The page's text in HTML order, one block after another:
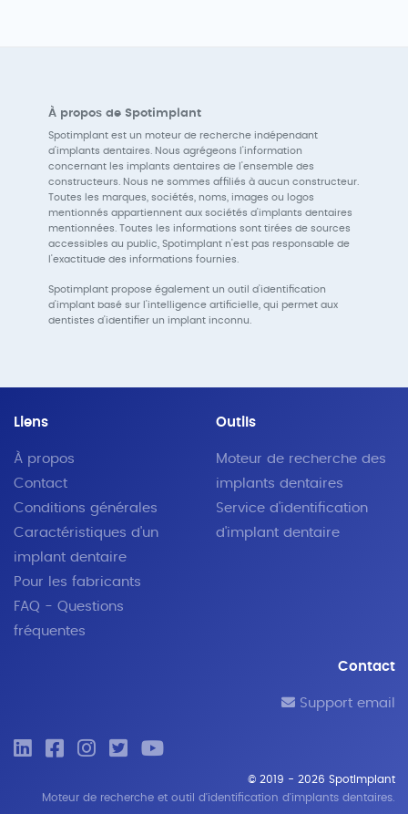
À propos de Spotimplant
Spotimplant est un moteur de recherche indépendant
d'implants dentaires. Nous agrégeons l'information
concernant les implants dentaires de l'ensemble des
constructeurs. Nous ne sommes affiliés à aucun constructeur.
Toutes les marques, sociétés, noms, images ou logos
mentionnés appartiennent aux sociétés d'implants dentaires
mentionnées. Toutes les informations sont tirées de sources
accessibles au public, Spotimplant n'est pas responsable de
l'exactitude des informations fournies.
Spotimplant propose également un outil d'identification
d'implant basé sur l'intelligence artificielle, qui permet aux
dentistes d'identifier un implant inconnu.
Liens
À propos
Contact
Conditions générales
Caractéristiques d'un
implant dentaire
Pour les fabricants
FAQ - Questions
fréquentes
Outils
Moteur de recherche des
implants dentaires
Service d'identification
d'implant dentaire
Contact
Support email
© 2019 - 2026 SpotImplant
Moteur de recherche et outil d'identification d'implants dentaires.